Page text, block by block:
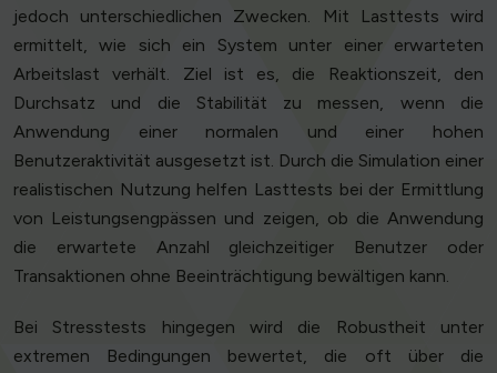
jedoch unterschiedlichen Zwecken. Mit Lasttests wird
ermittelt, wie sich ein System unter einer erwarteten
Arbeitslast verhält. Ziel ist es, die Reaktionszeit, den
Durchsatz und die Stabilität zu messen, wenn die
Anwendung einer normalen und einer hohen
Benutzeraktivität ausgesetzt ist. Durch die Simulation einer
realistischen Nutzung helfen Lasttests bei der Ermittlung
von Leistungsengpässen und zeigen, ob die Anwendung
die erwartete Anzahl gleichzeitiger Benutzer oder
Transaktionen ohne Beeinträchtigung bewältigen kann.
Bei Stresstests hingegen wird die Robustheit unter
extremen Bedingungen bewertet, die oft über die